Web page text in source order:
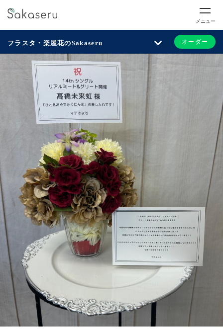
メニュー
フラスタ・楽屋花のSakaseru オーダー